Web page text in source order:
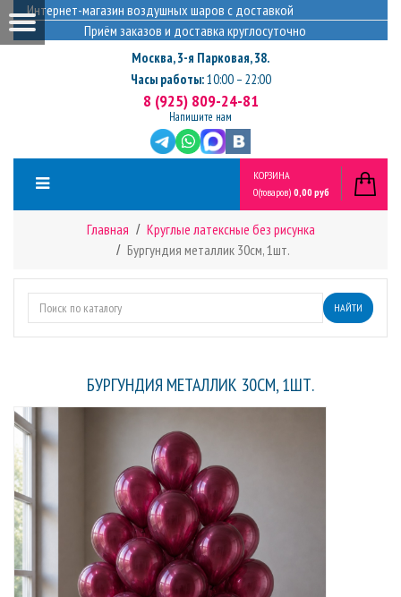
Интернет-магазин воздушных шаров с доставкой
Приём заказов и доставка круглосуточно
Москва,3-я Парковая, 38.
Часы работы:10:00 – 22:00
8 (925) 809-24-81
Напишите нам
КОРЗИНА
0(товаров) 0,00 руб
Главная
Круглые латексные без рисунка
Бургундия металлик 30см, 1шт.
НАЙТИ
БУРГУНДИЯ МЕТАЛЛИК 30СМ, 1ШТ.